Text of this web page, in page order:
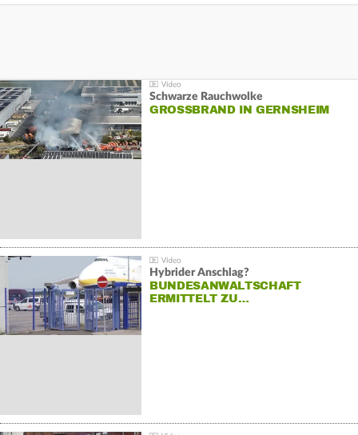
Schwarze Rauchwolke
GROSSBRAND IN GERNSHEIM
Hybrider Anschlag?
BUNDESANWALTSCHAFT
ERMITTELT ZU…